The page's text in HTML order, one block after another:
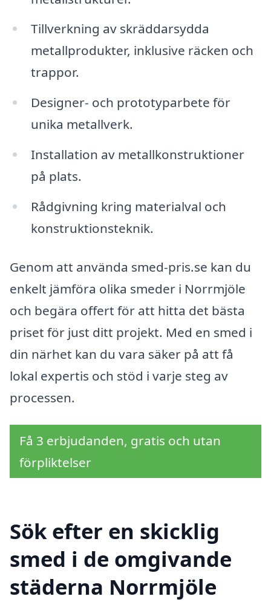
Tillverkning av skräddarsydda
metallprodukter, inklusive räcken och
trappor.
Designer- och prototyparbete för
unika metallverk.
Installation av metallkonstruktioner
på plats.
Rådgivning kring materialval och
konstruktionsteknik.
Genom att använda smed-pris.se kan du
enkelt jämföra olika smeder i Norrmjöle
och begära offert för att hitta det bästa
priset för just ditt projekt. Med en smed i
din närhet kan du vara säker på att få
lokal expertis och stöd i varje steg av
processen.
Få 3 erbjudanden, gratis och utan
förpliktelser
Sök efter en skicklig
smed i de omgivande
städerna Norrmjöle